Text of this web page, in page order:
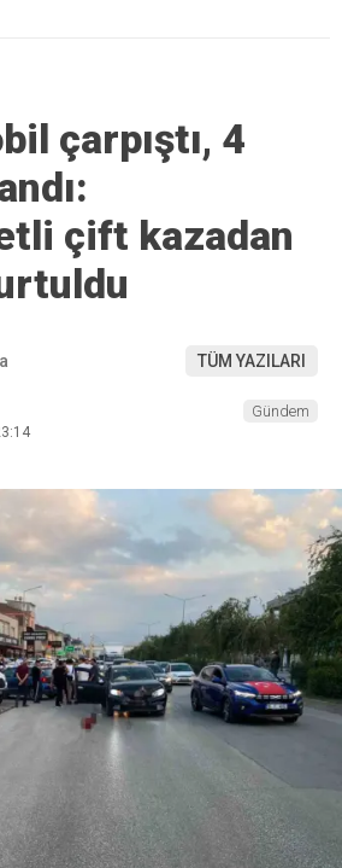
çarpıştı, 4
çift kazadan
TÜM YAZILARI
Gündem